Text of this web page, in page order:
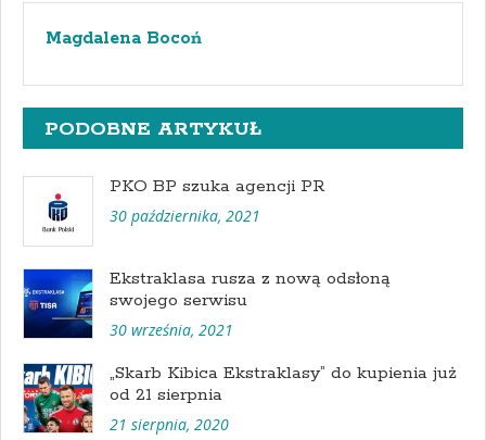
Magdalena Bocoń
PODOBNE ARTYKUŁ
PKO BP szuka agencji PR
30 października, 2021
Ekstraklasa rusza z nową odsłoną
swojego serwisu
30 września, 2021
„Skarb Kibica Ekstraklasy” do kupienia już
od 21 sierpnia
21 sierpnia, 2020